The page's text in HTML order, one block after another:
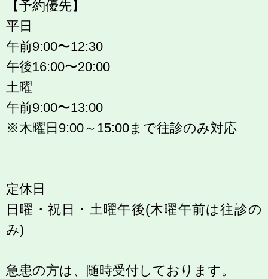
【予約優先】
平日
午前9:00〜12:30
午後16:00〜20:00
土曜
午前9:00〜13:00
※木曜日9:00～15:00まで往診のみ対応
定休日
日曜・祝日・土曜午後(木曜午前は往診の
み)
急患の方は、随時受付しております。